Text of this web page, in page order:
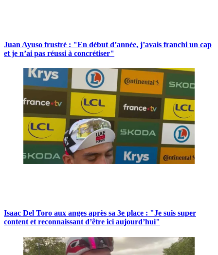
Juan Ayuso frustré : "En début d’année, j’avais franchi un cap
et je n’ai pas réussi à concrétiser"
Isaac Del Toro aux anges après sa 3e place : "Je suis super
content et reconnaissant d’être ici aujourd’hui"